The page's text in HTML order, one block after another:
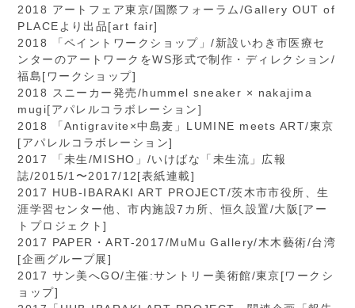
2018 アートフェア東京/国際フォーラム/Gallery OUT of
PLACEより出品[art fair]
2018 「ペイントワークショップ」/新設いわき市医療セ
ンターのアートワークをWS形式で制作・ディレクション/
福島[ワークショップ]
2018 スニーカー発売/hummel sneaker × nakajima
mugi[アパレルコラボレーション]
2018 「Antigravite×中島麦」LUMINE meets ART/東京
[アパレルコラボレーション]
2017 「未生/MISHO」/いけばな「未生流」広報
誌/2015/1〜2017/12[表紙連載]
2017 HUB-IBARAKI ART PROJECT/茨木市市役所、生
涯学習センター他、市内施設7カ所、恒久設置/大阪[アー
トプロジェクト]
2017 PAPER・ART-2017/MuMu Gallery/木木藝術/台湾
[企画グループ展]
2017 サン美へGO/主催:サントリー美術館/東京[ワークシ
ョップ]